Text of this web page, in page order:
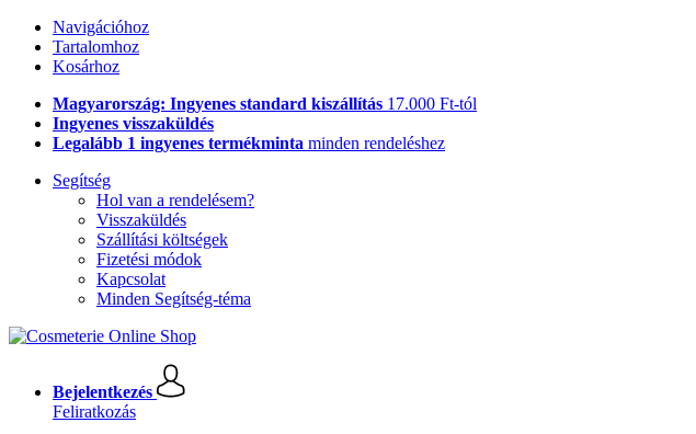
Navigációhoz
Tartalomhoz
Kosárhoz
Magyarország: Ingyenes standard kiszállítás 17.000 Ft-tól
Ingyenes visszaküldés
Legalább 1 ingyenes termékminta minden rendeléshez
Segítség
Hol van a rendelésem?
Visszaküldés
Szállítási költségek
Fizetési módok
Kapcsolat
Minden Segítség-téma
Bejelentkezés
Feliratkozás